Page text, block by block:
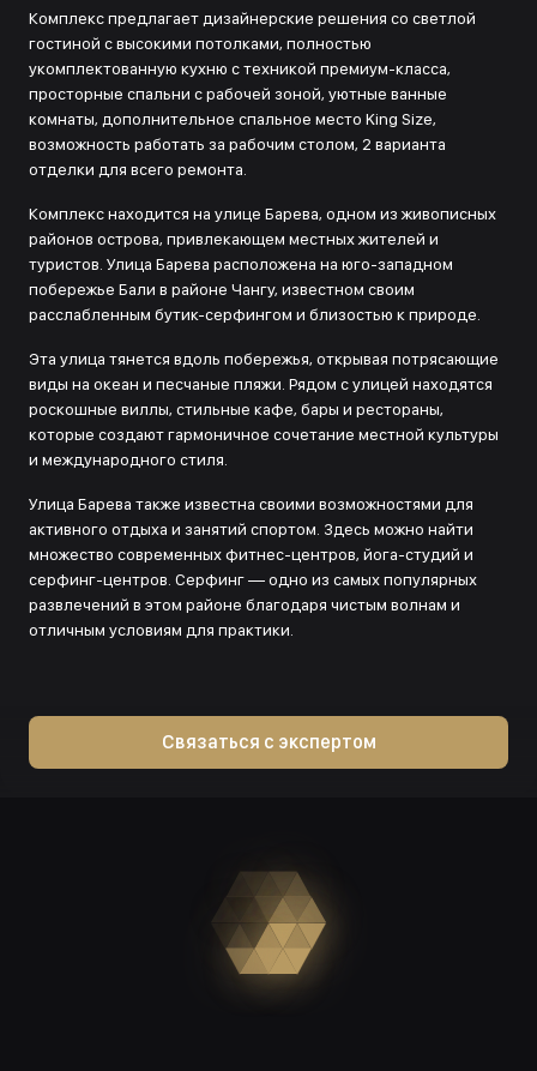
Комплекс предлагает дизайнерские решения со светлой
гостиной с высокими потолками, полностью
укомплектованную кухню с техникой премиум-класса,
просторные спальни с рабочей зоной, уютные ванные
комнаты, дополнительное спальное место King Size,
возможность работать за рабочим столом, 2 варианта
отделки для всего ремонта.
Комплекс находится на улице Барева, одном из живописных
районов острова, привлекающем местных жителей и
туристов. Улица Барева расположена на юго-западном
побережье Бали в районе Чангу, известном своим
расслабленным бутик-серфингом и близостью к природе.
Эта улица тянется вдоль побережья, открывая потрясающие
виды на океан и песчаные пляжи. Рядом с улицей находятся
роскошные виллы, стильные кафе, бары и рестораны,
которые создают гармоничное сочетание местной культуры
и международного стиля.
Улица Барева также известна своими возможностями для
активного отдыха и занятий спортом. Здесь можно найти
множество современных фитнес-центров, йога-студий и
серфинг-центров. Серфинг — одно из самых популярных
развлечений в этом районе благодаря чистым волнам и
отличным условиям для практики.
Связаться с экспертом